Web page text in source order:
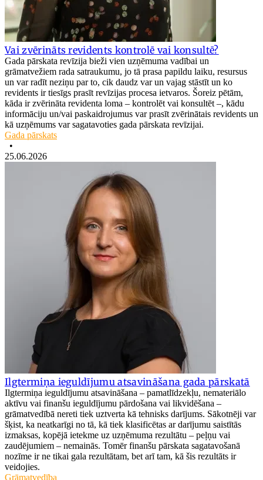
Vai zvērināts revidents kontrolē vai konsultē?
Gada pārskata revīzija bieži vien uzņēmuma vadībai un
grāmatvežiem rada satraukumu, jo tā prasa papildu laiku, resursus
un var radīt neziņu par to, cik daudz var un vajag stāstīt un ko
revidents ir tiesīgs prasīt revīzijas procesa ietvaros. Šoreiz pētām,
kāda ir zvērināta revidenta loma – kontrolēt vai konsultēt –, kādu
informāciju un/vai paskaidrojumus var prasīt zvērinātais revidents un
kā uzņēmums var sagatavoties gada pārskata revīzijai.
Gada pārskats
•
25.06.2026
Ilgtermiņa ieguldījumu atsavināšana gada pārskatā
Ilgtermiņa ieguldījumu atsavināšana – pamatlīdzekļu, nemateriālo
aktīvu vai finanšu ieguldījumu pārdošana vai likvidēšana –
grāmatvedībā nereti tiek uztverta kā tehnisks darījums. Sākotnēji var
šķist, ka neatkarīgi no tā, kā tiek klasificētas ar darījumu saistītās
izmaksas, kopējā ietekme uz uzņēmuma rezultātu – peļņu vai
zaudējumiem – nemainās. Tomēr finanšu pārskata sagatavošanā
nozīme ir ne tikai gala rezultātam, bet arī tam, kā šis rezultāts ir
veidojies.
Grāmatvedība